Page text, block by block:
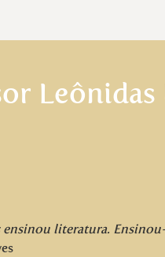
Leônidas
ensinou literatura.